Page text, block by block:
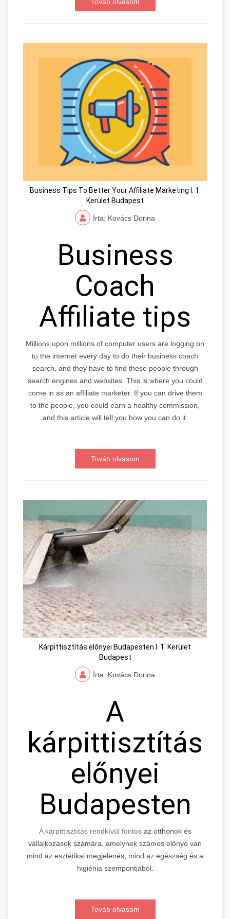
Továb olvasom
Business Tips To Better Your Affiliate Marketing I. 1.
Kerület Budapest
Írta: Kovács Dorina
Business
Coach
Affiliate tips
Millions upon millions of computer users are logging on
to the internet every day to do their business coach
search, and they have to find these people through
search engines and websites. This is where you could
come in as an affiliate marketer. If you can drive them
to the people, you could earn a healthy commission,
and this article will tell you how you can do it.
Továb olvasom
Kárpittisztítás előnyei Budapesten I. 1. Kerület
Budapest
Írta: Kovács Dorina
A
kárpittisztítás
előnyei
Budapesten
A kárpittisztítás rendkívül fontosaz otthonok és
vállalkozások számára, amelynek számos előnye van
mind az esztétikai megjelenés, mind az egészség és a
higiénia szempontjából.
Továb olvasom